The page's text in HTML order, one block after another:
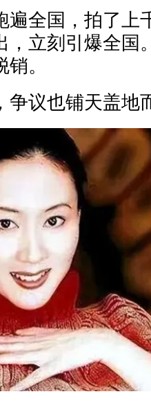
遍全国，拍了上
，立刻引爆全国
。
争议也铺天盖地